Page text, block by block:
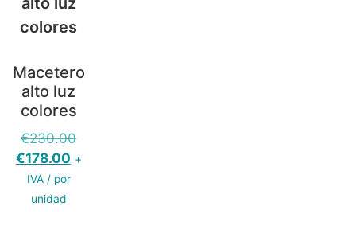
Macetero
alto luz
colores
€230.00
€178.00 +
IVA / por
unidad